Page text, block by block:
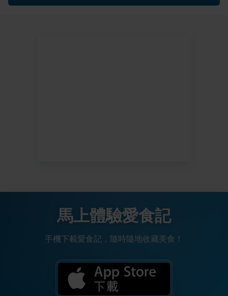
馬上體驗愛食記
手機下載愛食記，隨時隨地收藏美食！